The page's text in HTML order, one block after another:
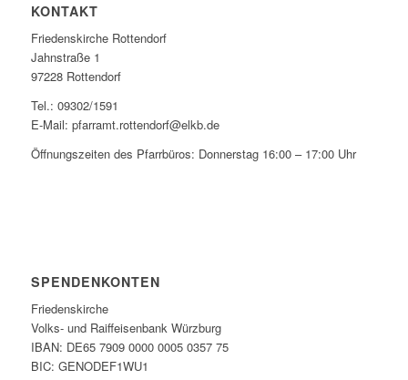
KONTAKT
Friedenskirche Rottendorf
Jahnstraße 1
97228 Rottendorf
Tel.: 09302/1591
E-Mail: pfarramt.rottendorf@elkb.de
Öffnungszeiten des Pfarrbüros: Donnerstag 16:00 – 17:00 Uhr
SPENDENKONTEN
Friedenskirche
Volks- und Raiffeisenbank Würzburg
IBAN: DE65 7909 0000 0005 0357 75
BIC: GENODEF1WU1